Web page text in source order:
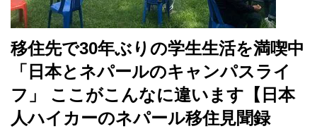
移住先で30年ぶりの学生生活を満喫中
「日本とネパールのキャンパスライ
フ」 ここがこんなに違います【日本
人ハイカーのネパール移住見聞録